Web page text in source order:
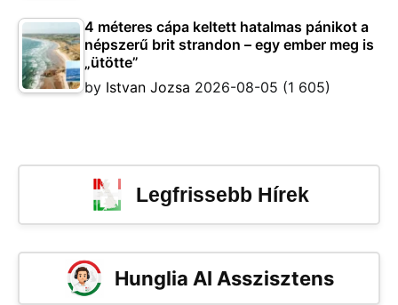
4 méteres cápa keltett hatalmas pánikot a
népszerű brit strandon – egy ember meg is
„ütötte”
by Istvan Jozsa 2026-08-05 (1 605)
Legfrissebb Hírek
Hunglia AI Asszisztens